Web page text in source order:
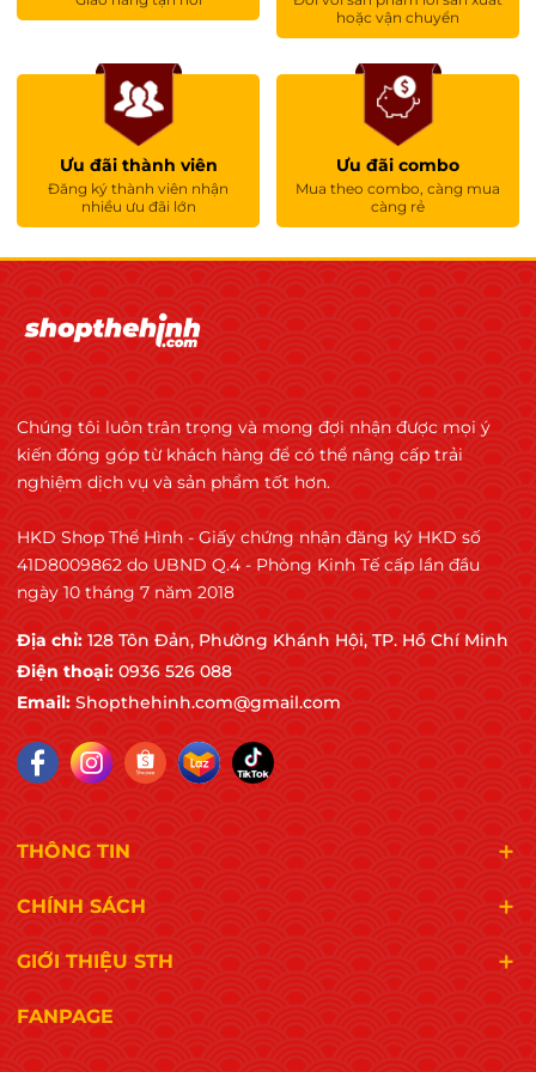
phẩm
. HACCP là nền tảng quan trọng giúp đảm bảo
sản phẩm được sản xuất trong điều kiện an toàn
và kiểm soát chặt chẽ.
ISO 22000:2018 – Hệ thống quản lý
an toàn thực phẩm quốc tế
nhận ISO 22000:2018 do tổ chức chứng nhận
quốc tế độc lập cấp. ISO 22000:2018 là tiêu
phẩm, áp dụng cho toàn bộ chuỗi thực phẩm.
Ostrovit đã xây dựng và vận hành hệ thống
. Nguyên tắc HACCP
. Thực hành sản xuất tốt (GMP/PRPs)
. Quản lý rủi ro, cải tiến liên tục và kiểm soát toàn
bộ chuỗi sản xuất
. Chứng nhận do Alcumus ISOQAR (tổ chức
quốc tế) cấp
Chứng nhận này khẳng định:
hoặc vận chuyển
Ưu đãi thành viên
Đăng ký thành viên nhận
nhiều ưu đãi lớn
Ưu đãi combo
Mua theo combo, càng mua
càng rẻ
Chúng tôi luôn trân trọng và mong đợi nhận được mọi ý
kiến đóng góp từ khách hàng để có thể nâng cấp trải
nghiệm dịch vụ và sản phẩm tốt hơn.
HKD Shop Thể Hình - Giấy chứng nhận đăng ký HKD số
41D8009862 do UBND Q.4 - Phòng Kinh Tế cấp lần đầu
ngày 10 tháng 7 năm 2018
Địa chỉ: 128 Tôn Đản, Phường Khánh Hội, TP. Hồ Chí Minh
Điện thoại: 0936 526 088
Email: Shopthehinh.com@gmail.com
THÔNG TIN
CHÍNH SÁCH
GIỚI THIỆU STH
FANPAGE